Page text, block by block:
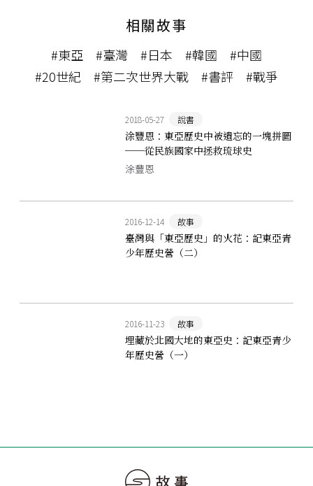
相關故事
#東亞 #臺灣 #日本 #韓國
#中國
#20世紀
#第二次世界大戰 #書評 #戰爭
2018-05-27 說書
涂豐恩：東亞歷史中被遺忘的一塊拼圖
──從民族國家中拯救琉球史
涂豐恩
2016-12-14 故事
臺灣與「東亞歷史」的火花：記東亞青
少年歷史營（二）
2016-11-23 故事
埋藏於北國大地的東亞史：記東亞青少
年歷史營（一）